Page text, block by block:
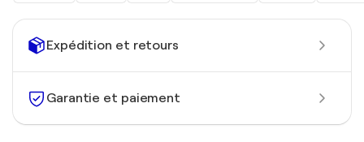
Expédition et retours
Garantie et paiement